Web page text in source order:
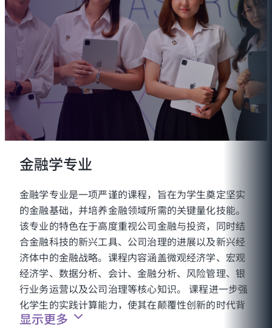
金融学专业
金融学专业是一项严谨的课程，旨在为学生奠定坚实
的金融基础，并培养金融领域所需的关键量化技能。
该专业的特色在于高度重视公司金融与投资，同时结
合金融科技的新兴工具、公司治理的进展以及新兴经
济体中的金融战略。课程内容涵盖微观经济学、宏观
经济学、数据分析、会计、金融分析、风险管理、银
行业务运营以及公司治理等核心知识。 课程进一步强
化学生的实践计算能力，使其在颠覆性创新的时代背
景下，深入理解金融理论的应用，并通过实习与研究
显示更多